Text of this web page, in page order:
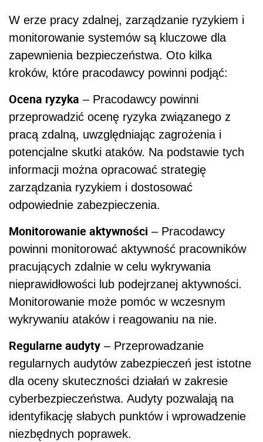
W erze pracy zdalnej, zarządzanie ryzykiem i
monitorowanie systemów są kluczowe dla
zapewnienia bezpieczeństwa. Oto kilka
kroków, które pracodawcy powinni podjąć:
Ocena ryzyka – Pracodawcy powinni
przeprowadzić ocenę ryzyka związanego z
pracą zdalną, uwzględniając zagrożenia i
potencjalne skutki ataków. Na podstawie tych
informacji można opracować strategię
zarządzania ryzykiem i dostosować
odpowiednie zabezpieczenia.
Monitorowanie aktywności – Pracodawcy
powinni monitorować aktywność pracowników
pracujących zdalnie w celu wykrywania
nieprawidłowości lub podejrzanej aktywności.
Monitorowanie może pomóc w wczesnym
wykrywaniu ataków i reagowaniu na nie.
Regularne audyty – Przeprowadzanie
regularnych audytów zabezpieczeń jest istotne
dla oceny skuteczności działań w zakresie
cyberbezpieczeństwa. Audyty pozwalają na
identyfikację słabych punktów i wprowadzenie
niezbędnych poprawek.